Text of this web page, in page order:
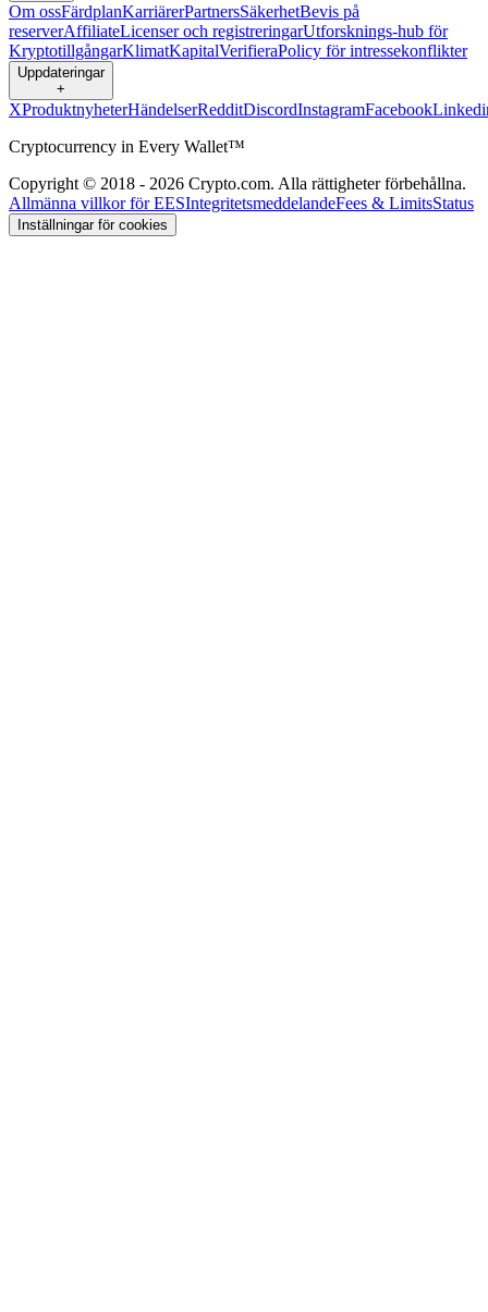
Om ossFärdplanKarriärerPartnersSäkerhetBevis på
reserverAffiliateLicenser och registreringarUtforsknings-hub för
KryptotillgångarKlimatKapitalVerifieraPolicy för intressekonflikter
Uppdateringar
+
XProduktnyheterHändelserRedditDiscordInstagramFacebook
Cryptocurrency in Every Wallet™
Copyright © 2018 - 2026 Crypto.com. Alla rättigheter förbehållna.
Allmänna villkor för EESIntegritetsmeddelandeFees & LimitsStatus
Inställningar för cookies